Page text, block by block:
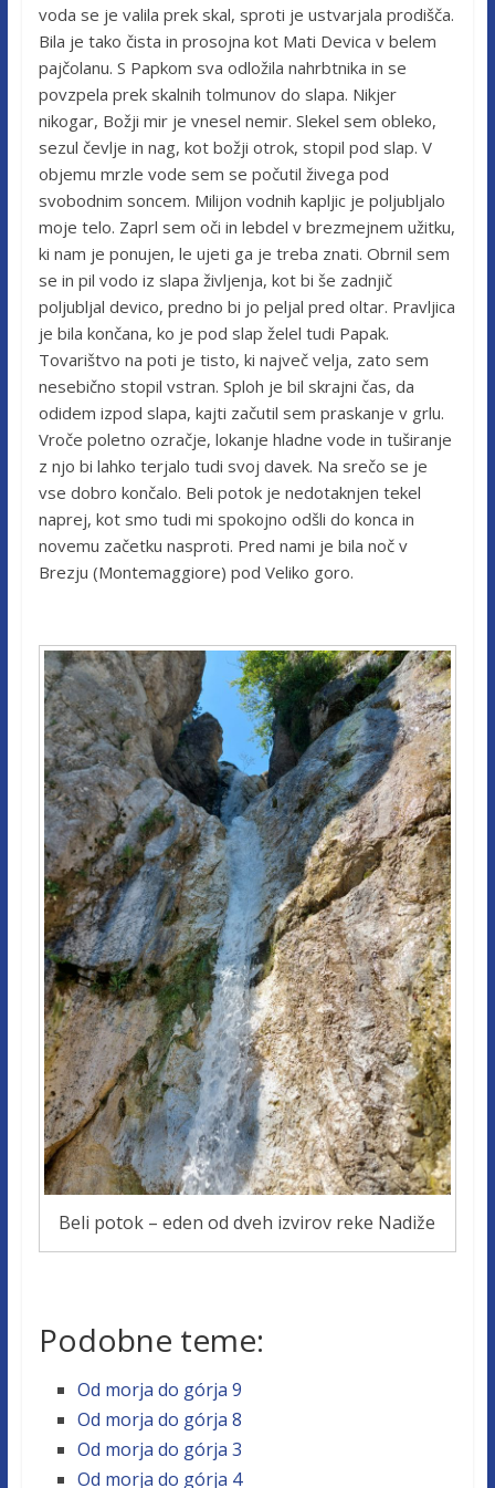
voda se je valila prek skal, sproti je ustvarjala prodišča.
Bila je tako čista in prosojna kot Mati Devica v belem
pajčolanu. S Papkom sva odložila nahrbtnika in se
povzpela prek skalnih tolmunov do slapa. Nikjer
nikogar, Božji mir je vnesel nemir. Slekel sem obleko,
sezul čevlje in nag, kot božji otrok, stopil pod slap. V
objemu mrzle vode sem se počutil živega pod
svobodnim soncem. Milijon vodnih kapljic je poljubljalo
moje telo. Zaprl sem oči in lebdel v brezmejnem užitku,
ki nam je ponujen, le ujeti ga je treba znati. Obrnil sem
se in pil vodo iz slapa življenja, kot bi še zadnjič
poljubljal devico, predno bi jo peljal pred oltar. Pravljica
je bila končana, ko je pod slap želel tudi Papak.
Tovarištvo na poti je tisto, ki največ velja, zato sem
nesebično stopil vstran. Sploh je bil skrajni čas, da
odidem izpod slapa, kajti začutil sem praskanje v grlu.
Vroče poletno ozračje, lokanje hladne vode in tuširanje
z njo bi lahko terjalo tudi svoj davek. Na srečo se je
vse dobro končalo. Beli potok je nedotaknjen tekel
naprej, kot smo tudi mi spokojno odšli do konca in
novemu začetku nasproti. Pred nami je bila noč v
Brezju (Montemaggiore) pod Veliko goro.
Beli potok – eden od dveh izvirov reke Nadiže
Podobne teme:
Od morja do górja 9
Od morja do górja 8
Od morja do górja 3
Od morja do górja 4